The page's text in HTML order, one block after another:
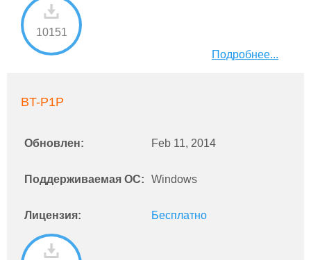
10151
Подробнее...
BT-P1P
Обновлен: Feb 11, 2014
Поддерживаемая ОС: Windows
Лицензия: Бесплатно